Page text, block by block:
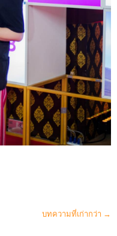
บทความที่เก่ากว่า →